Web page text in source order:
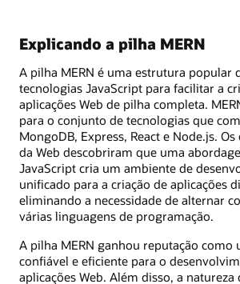
Explicando a pilha MERN
A pilha MERN é uma estrutura popular
tecnologias JavaScript para facilitar a
aplicações Web de pilha completa.
para o conjunto de tecnologias que
MongoDB, Express, React e Node.js.
da Web descobriram que uma
JavaScript cria um ambiente de
unificado para a criação de aplicações
eliminando a necessidade de alternar
várias linguagens de programação.
A pilha MERN ganhou reputação como
confiável e eficiente para o
aplicações Web. Além disso, a